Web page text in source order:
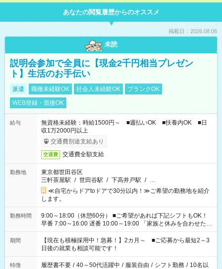
あなたの閲覧履歴からのオススメ
掲載日：2026.08.06
未読
説明会参加で全員に【現金2千円相当プレゼン
ト】生活のお手伝い
派遣 職種未経験OK 社会人未経験OK
ブランクOK
WEB登録・面接OK
給与
無資格未経験：時給1500円～ ■週払いOK ■扶養内OK ■日
収1万2000円以上
交通費別途支給あり
交通費 交通費全額支給
勤務地
東京都世田谷区
三軒茶屋駅 / 世田谷駅 / 下高井戸駅 / …
≪自宅からドアtoドアで30分以内！≫ご希望の勤務地を紹介
します。
勤務時間
9:00～18:00（休憩60分） ■ご希望があれば下記シフトもOK！
早番 7:00～16:00 遅番 10:00～19:00 「家族と休みを合わせた
い」 「余裕を持って夕飯の準備がしたい」 「できれば残業はし
たくない」 など、ご希望を教えてくださいね。 ※Wワーク希望
の方へ 今ご覧のお仕事で希望する勤務時間と、もう1つのお仕事
の勤務時間。 合計で週40時間を超える場合は応募できません。
期間
【現在も積極採用中！急募！】2カ月～ ■ご応募から最短2～3
日後の就業も相談可能です！
特徴 履歴書不要 / 40～50代活躍中 / 服装自由 / シフト勤務 / 10名以